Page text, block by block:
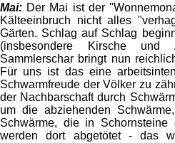
Mai: Der Mai ist der
Kälteeinbruch nicht alles
Gärten. Schlag auf Schlag
(insbesondere Kirsche
Sammlerschar bringt nun
Für uns ist das eine
Schwarmfreude der Völker zu
der Nachbarschaft durch
um die abziehenden
Schwärme, die in Schornsteine
werden dort abgetötet - das